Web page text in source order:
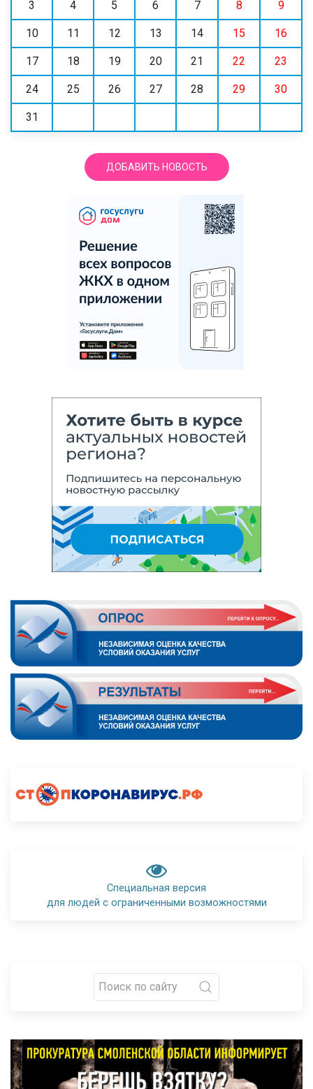
3 4 5 6 7 8 9
10 11 12 13 14 15 16
17 18 19 20 21 22 23
24 25 26 27 28 29 30
31
ДОБАВИТЬ НОВОСТЬ
Специальная версия
для людей с ограниченными возможностями